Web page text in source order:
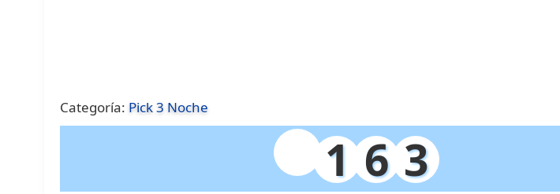
Categoría: Pick 3 Noche
1 6 3